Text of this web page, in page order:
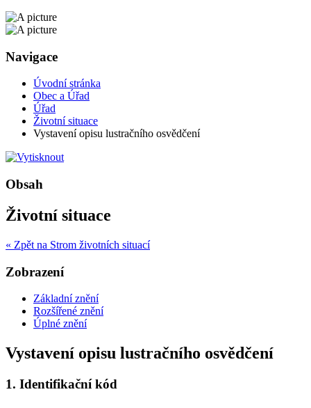
Navigace
Úvodní stránka
Obec a Úřad
Úřad
Životní situace
Vystavení opisu lustračního osvědčení
Obsah
Životní situace
« Zpět na Strom životních situací
Zobrazení
Základní znění
Rozšířené znění
Úplné znění
Vystavení opisu lustračního osvědčení
1. Identifikační kód